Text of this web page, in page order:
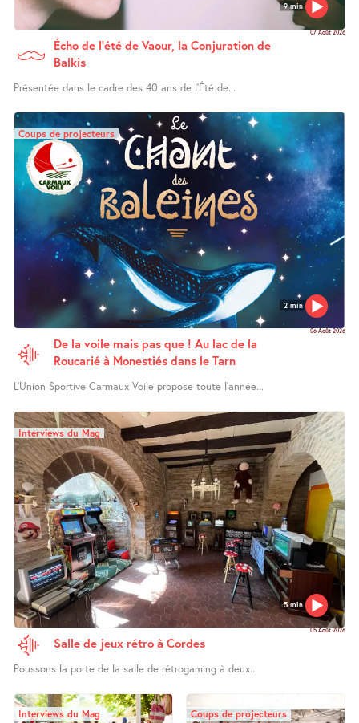
9 min
07 Août 2026
Écho de l’été de Vaour, la Conjuration de
Balkis
Présentée dans le cadre des 40 ans de l’Été de...
2 min
Coups de projecteurs
06 Août 2026
De la voile mais pas que ! Au lac de la
Roucarié à Monestiés dans le Tarn
L’Union Sportive Carmaux Voile propose toute l’année...
5 min
Interviews du Mag
05 Août 2026
Salle de jeux rétro à Cordes
Poussons la porte de la salle de rétrogaming à deux...
Interviews du Mag Coups de projecteurs